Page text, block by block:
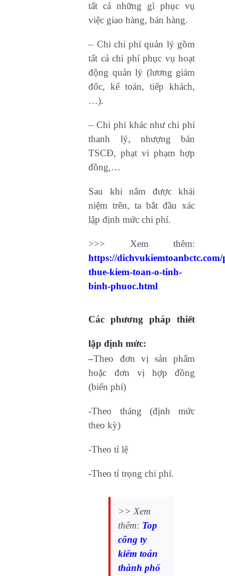
tất cả những gì phục vụ
việc giao hàng, bán hàng.
– Chi chi phí quản lý gồm
tất cả chi phí phục vụ hoạt
động quản lý (lương giám
đốc, kế toán, tiếp khách,
…).
– Chi phí khác như chi phí
thanh lý, nhượng bán
TSCĐ, phạt vi phạm hợp
đồng,…​
​Sau khi nắm được khái
niệm trên, ta bắt đầu xác
lập định mức chi phí.
>>> Xem thêm:
https://
thue-kiem-toan-o-tinh-
binh-phuoc.html
Các phương pháp thiết
lập định mức:
–Theo đơn vị sản phẩm
hoặc đơn vị hợp đồng
(biến phí)
-Theo tháng (định mức
theo kỳ)
-Theo tỉ lệ
-Theo tỉ trọng chi phí.
>> Xem
thêm: Top
công ty
kiểm toán
thành phố